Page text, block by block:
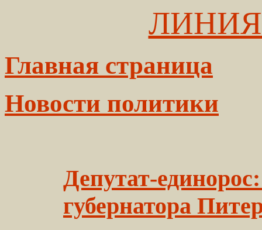
Главная страница
Новости политики
Депутат-
губернатора